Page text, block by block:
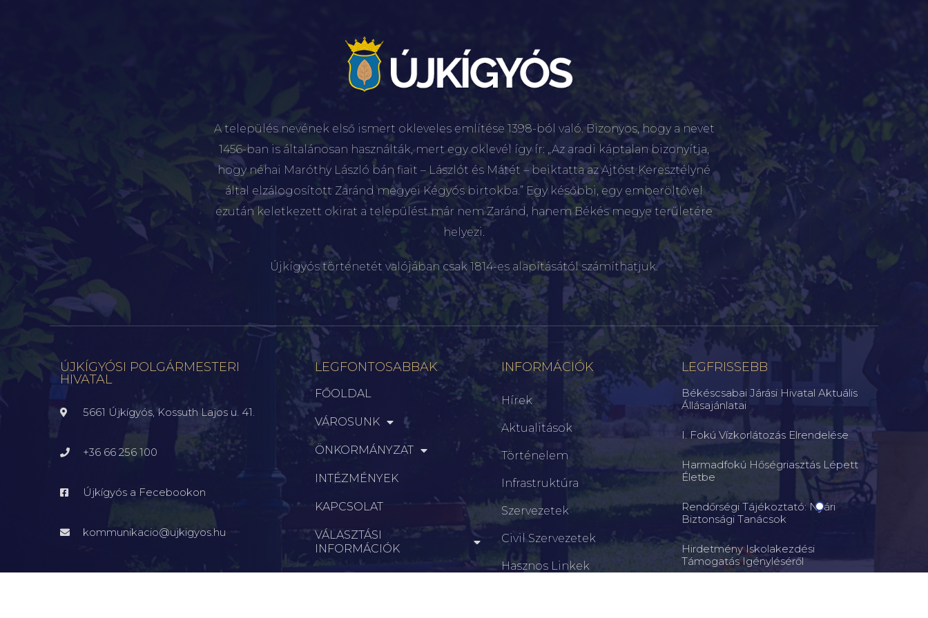
A település nevének első ismert okleveles említése 1398-ból való. Bizonyos, hogy a nevet
1456-ban is általánosan használták, mert egy oklevél így ír: „Az aradi káptalan bizonyítja,
hogy néhai Maróthy László bán fiait – Lászlót és Mátét – beiktatta az Ajtóst Keresztélyné
által elzálogosított Zaránd megyei Kégyós birtokba.” Egy későbbi, egy emberöltővel
ezután keletkezett okirat a települést már nem Zaránd, hanem Békés megye területére
helyezi.
Újkígyós történetét valójában csak 1814-es alapításától számíthatjuk.
ÚJKÍGYÓSI POLGÁRMESTERI
HIVATAL
5661 Újkígyós, Kossuth Lajos u. 41.
+36 66 256 100
Újkígyós a Fecebookon
kommunikacio@ujkigyos.hu
LEGFONTOSABBAK
FŐOLDAL
VÁROSUNK
ÖNKORMÁNYZAT
INTÉZMÉNYEK
KAPCSOLAT
VÁLASZTÁSI
INFORMÁCIÓK
INFORMÁCIÓK
Hírek
Aktualitások
Történelem
Infrastruktúra
Szervezetek
Civil Szervezetek
Hasznos Linkek
LEGFRISSEBB
Békéscsabai Járási Hivatal Aktuális
Állásajánlatai
I. Fokú Vízkorlátozás Elrendelése
Harmadfokú Hőségriasztás Lépett
Életbe
Rendőrségi Tájékoztató: Nyári
Biztonsági Tanácsok
Hirdetmény Iskolakezdési
Támogatás Igényléséről